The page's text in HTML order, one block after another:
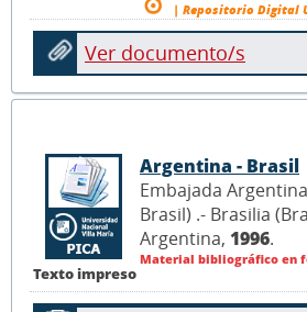
| Repositorio Digital
Ver documento/s
Texto impreso
Argentina - Brasil
Embajada
Brasil) .- Brasilia
Argentina, 1996.
Material bibliográfico en